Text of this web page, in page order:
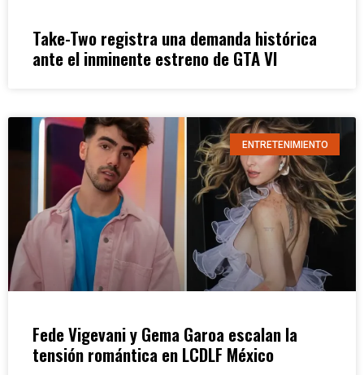
Take-Two registra una demanda histórica
ante el inminente estreno de GTA VI
ENTRETENIMIENTO
Fede Vigevani y Gema Garoa escalan la
tensión romántica en LCDLF México